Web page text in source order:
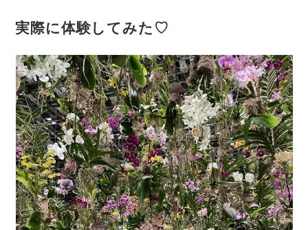
実際に体験してみた♡